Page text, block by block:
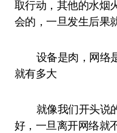
取行动，其他的水烟
会的，一旦发生后果
设备是肉，网络
就有多大
就像我们开头说
好，一旦离开网络就